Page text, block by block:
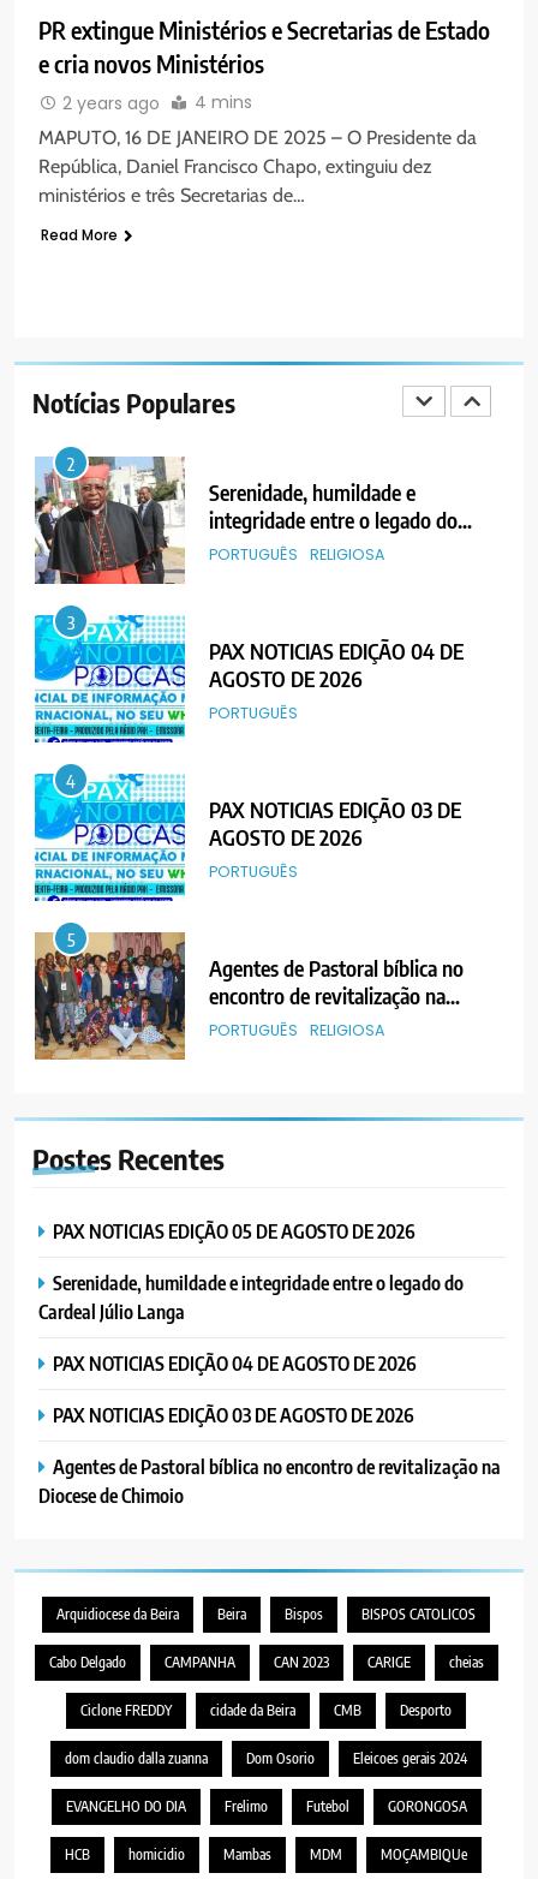
Notícias Populares
MERCADO DE INHAMÍZUA:
MUNICÍPIO DIZ QUE
TRANSFERÊNCIA DOS
VENDEDORES FOI ACEITE, MAS
SURGIRAM RESISTÊNCIAS PELO
CAMINHO
PORTUGUÊS
8
PAX NOTICIAS EDIÇÃO 28 DE
JUNHO DE 2026
AGOSTO DE 2026
PORTUGUÊS
2
Serenidade, humildade e
integridade entre o legado do
Cardeal Júlio Langa
PORTUGUÊS RELIGIOSA
3
PAX NOTICIAS EDIÇÃO 04 DE
AGOSTO DE 2026
PORTUGUÊS
4
PAX NOTICIAS EDIÇÃO 03 DE
AGOSTO DE 2026
PORTUGUÊS
5
Agentes de Pastoral bíblica no
encontro de revitalização na
Diocese de Chimoio
PORTUGUÊS RELIGIOSA
“Um movimento eclesial sem
Cristo como centro é uma simples
MERCADO DE INHAMÍZUA:
VENDEDORES FOI ACEITE, MAS
CAMINHO
8
JUNHO DE 2026
1
PAX NOTICIAS EDIÇÃO 05 DE
AGOSTO DE 2026
PORTUGUÊS
2
Serenidade, humildade e
integridade entre o legado do
Cardeal Júlio Langa
PORTUGUÊS RELIGIOSA
PR extingue Ministérios e Secretarias de Estado
e cria novos Ministérios
2 years ago 4 mins
MAPUTO, 16 DE JANEIRO DE 2025 – O Presidente da
República, Daniel Francisco Chapo, extinguiu dez
ministérios e três Secretarias de…
Read More
Postes Recentes
PAX NOTICIAS EDIÇÃO 05 DE AGOSTO DE 2026
Serenidade, humildade e integridade entre o legado do
Cardeal Júlio Langa
PAX NOTICIAS EDIÇÃO 04 DE AGOSTO DE 2026
PAX NOTICIAS EDIÇÃO 03 DE AGOSTO DE 2026
Agentes de Pastoral bíblica no encontro de revitalização na
Diocese de Chimoio
Arquidiocese da Beira Beira Bispos BISPOS CATOLICOS
Cabo Delgado CAMPANHA CAN 2023 CARIGE cheias
Ciclone FREDDY cidade da Beira CMB Desporto
dom claudio dalla zuanna Dom Osorio Eleicoes gerais 2024
EVANGELHO DO DIA Frelimo Futebol GORONGOSA
HCB homicidio Mambas MDM MOÇAMBIQUe